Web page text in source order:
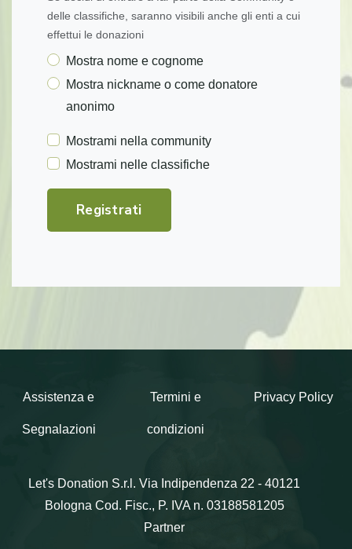
delle classifiche, saranno visibili anche gli enti a cui
effettui le donazioni
Mostra nome e cognome
Mostra nickname o come donatore
anonimo
Mostrami nella community
Mostrami nelle classifiche
Registrati
Assistenza e
Segnalazioni
Termini e
condizioni
Privacy Policy
Let's Donation S.r.l. Via Indipendenza 22 - 40121
Bologna Cod. Fisc., P. IVA n. 03188581205
Partner